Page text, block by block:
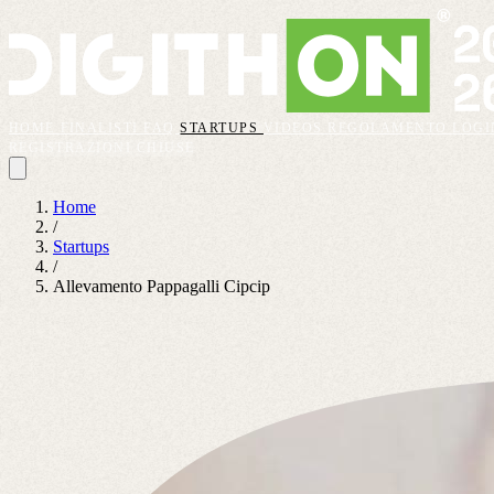
FAQSTARTUPS VIDEOS REGOLAMENTO
Home
/
Startups
/
Allevamento Pappagalli Cipcip